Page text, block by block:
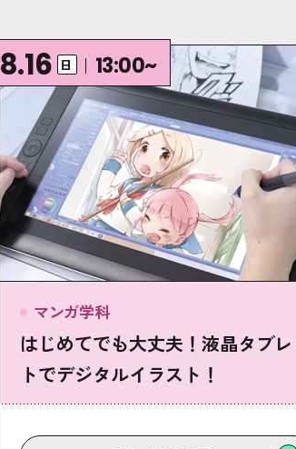
8.16 日 13:00~
マンガ学科
はじめてでも大丈夫！液晶タブレ
トでデジタルイラスト！